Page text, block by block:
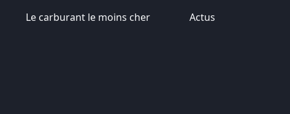
Le carburant le moins cher Actus